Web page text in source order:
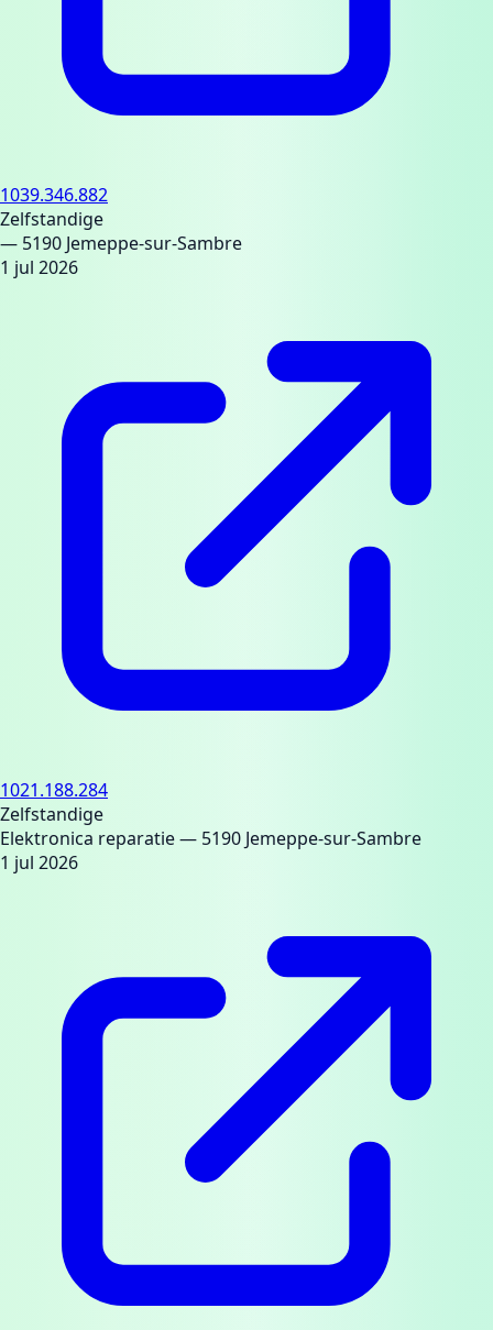
1039.346.882
Zelfstandige
— 5190 Jemeppe-sur-Sambre
1 jul 2026
1021.188.284
Zelfstandige
Elektronica reparatie— 5190 Jemeppe-sur-Sambre
1 jul 2026